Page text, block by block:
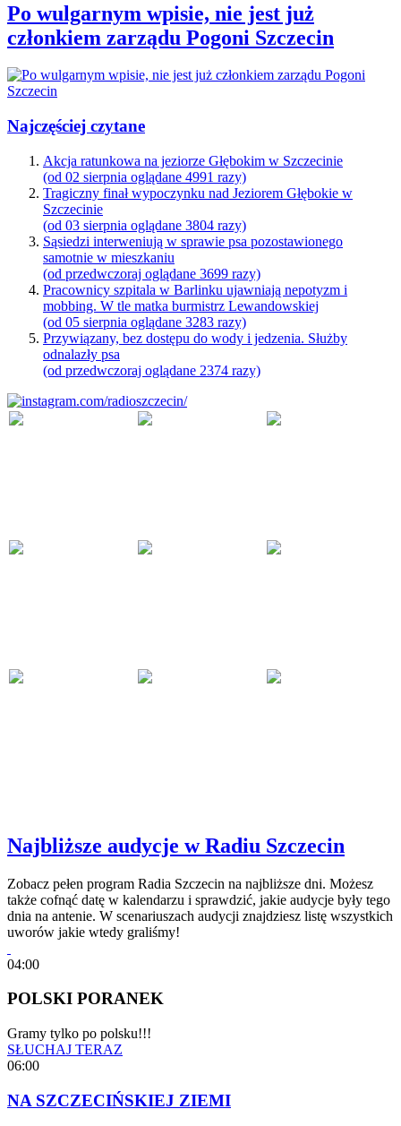
Po wulgarnym wpisie, nie jest już
członkiem zarządu Pogoni Szczecin
Najczęściej czytane
Akcja ratunkowa na jeziorze Głębokim w Szczecinie
(od 02 sierpnia oglądane 4991 razy)
Tragiczny finał wypoczynku nad Jeziorem Głębokie w
Szczecinie
(od 03 sierpnia oglądane 3804 razy)
Sąsiedzi interweniują w sprawie psa pozostawionego
samotnie w mieszkaniu
(od przedwczoraj oglądane 3699 razy)
Pracownicy szpitala w Barlinku ujawniają nepotyzm i
mobbing. W tle matka burmistrz Lewandowskiej
(od 05 sierpnia oglądane 3283 razy)
Przywiązany, bez dostępu do wody i jedzenia. Służby
odnalazły psa
(od przedwczoraj oglądane 2374 razy)
Najbliższe audycje w Radiu Szczecin
Zobacz pełen program Radia Szczecin na najbliższe dni. Możesz
także cofnąć datę w kalendarzu i sprawdzić, jakie audycje były tego
dnia na antenie. W scenariuszach audycji znajdziesz listę wszystkich
uworów jakie wtedy graliśmy!
04:00
POLSKI PORANEK
Gramy tylko po polsku!!!
SŁUCHAJ TERAZ
06:00
NA SZCZECIŃSKIEJ ZIEMI